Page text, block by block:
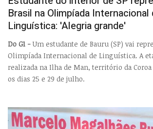
Brasil na Olimpíada Internacional
Linguística: 'Alegria grande'
Do G1 - Um estudante de Bauru (SP) vai
Olimpíada Internacional de Linguística. A
realizada na Ilha de Man, território da
os dias 25 e 29 de julho.